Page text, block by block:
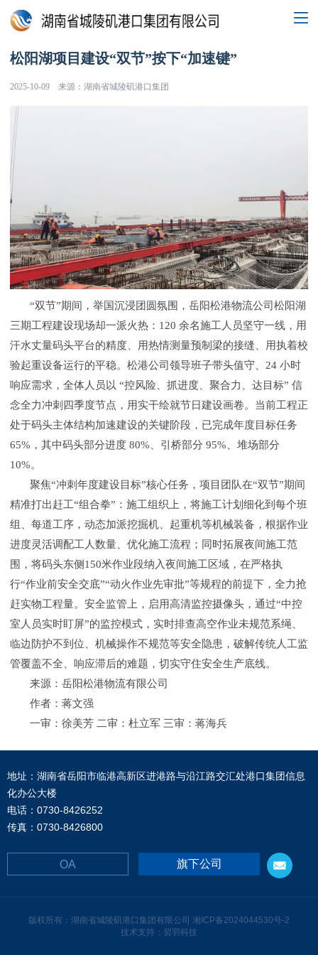
松阳湖项目建设“双节”按下“加速键”
2025-10-09 来源：湖南省城陵矶港口集团
“双节”期间，举国沉浸团圆氛围，岳阳松港物流公司松阳湖
三期工程建设现场却一派火热：120 余名施工人员坚守一线，用
汗水丈量码头平台的精度、用热情测量预制梁的接缝、用执着校
验起重设备运行的平稳。松港公司领导班子带头值守、24 小时
响应需求，全体人员以 “控风险、抓进度、聚合力、达目标” 信
念全力冲刺四季度节点，用实干绘就节日建设画卷。当前工程正
处于码头主体结构加速建设的关键阶段，已完成年度目标任务
65%，其中码头部分进度 80%、引桥部分 95%、堆场部分
10%。
聚焦“冲刺年度建设目标”核心任务，项目团队在“双节”期间
精准打出赶工“组合拳”：施工组织上，将施工计划细化到每个班
组、每道工序，动态加派挖掘机、起重机等机械装备，根据作业
进度灵活调配工人数量、优化施工流程；同时拓展夜间施工范
围，将码头东侧150米作业段纳入夜间施工区域，在严格执
行“作业前安全交底”“动火作业先审批”等规程的前提下，全力抢
赶实物工程量。安全监管上，启用高清监控摄像头，通过“中控
室人员实时盯屏”的监控模式，实时排查高空作业未规范系绳、
临边防护不到位、机械操作不规范等安全隐患，破解传统人工监
管覆盖不全、响应滞后的难题，切实守住安全生产底线。
来源：岳阳松港物流有限公司
作者：蒋文强
一审：徐美芳 二审：杜立军 三审：蒋海兵
地址：湖南省岳阳市临港高新区进港路与沿江路交汇处港口集团信息
化办公大楼
电话：0730-8426252
传真：0730-8426800
OA 旗下公司
版权所有：湖南省城陵矶港口集团有限公司 湘ICP备2024044530号-2
技术支持：習羽科技